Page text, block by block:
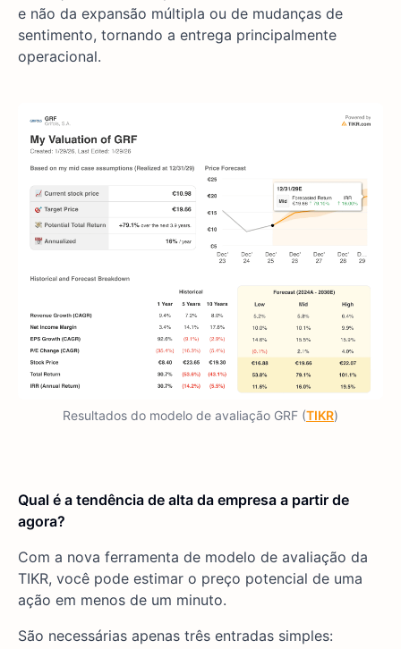
e não da expansão múltipla ou de mudanças de
sentimento, tornando a entrega principalmente
operacional.
Resultados do modelo de avaliação GRF (TIKR)
Qual é a tendência de alta da empresa a partir de
agora?
Com a nova ferramenta de modelo de avaliação da
TIKR, você pode estimar o preço potencial de uma
ação em menos de um minuto.
São necessárias apenas três entradas simples: